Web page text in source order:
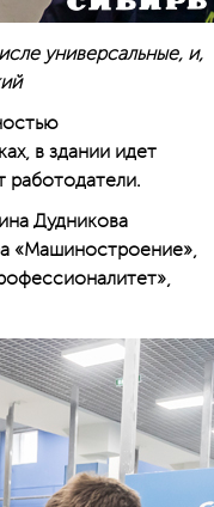
универсальные, и,
в здании идет
работодатели.
Дудникова
«Машиностроение»,